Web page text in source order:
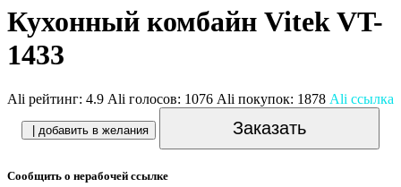
Кухонный комбайн Vitek VT-
1433
Ali рейтинг: 4.9 Ali голосов: 1076 Ali покупок: 1878 Ali ссылка
| добавить в желания Заказать
Сообщить о нерабочей ссылке